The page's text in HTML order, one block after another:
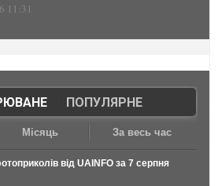
11:31
| ПОПУЛЯРНЕ
Місяць За весь час
від UAINFO за 7 серпня